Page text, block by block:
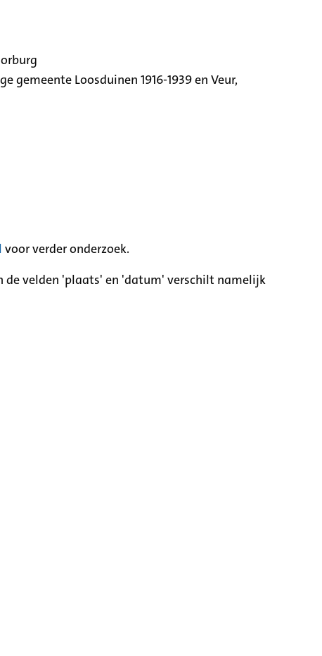
gemeente Loosduinen 1916-1939 en Veur,
voor verder onderzoek.
de velden 'plaats' en 'datum' verschilt namelijk